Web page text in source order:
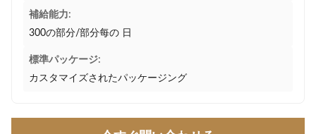
補給能力:
300の部分/部分每の 日
標準パッケージ:
カスタマイズされたパッケージング